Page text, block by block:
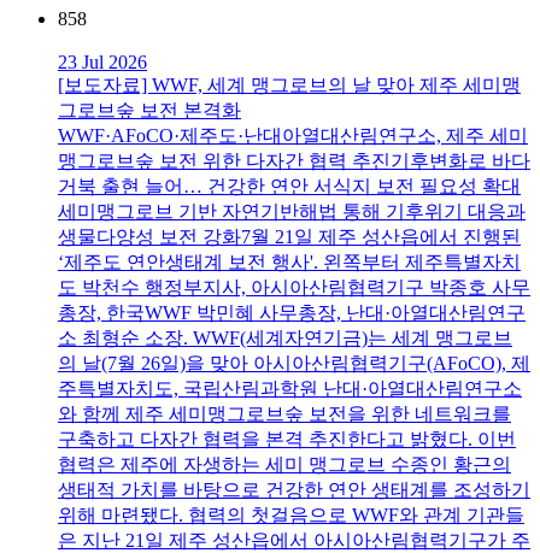
858
23 Jul 2026
[보도자료] WWF, 세계 맹그로브의 날 맞아 제주 세미맹
그로브숲 보전 본격화
WWF·AFoCO·제주도·난대아열대산림연구소, 제주 세미
맹그로브숲 보전 위한 다자간 협력 추진기후변화로 바다
거북 출현 늘어… 건강한 연안 서식지 보전 필요성 확대
세미맹그로브 기반 자연기반해법 통해 기후위기 대응과
생물다양성 보전 강화7월 21일 제주 성산읍에서 진행된
‘제주도 연안생태계 보전 행사'. 왼쪽부터 제주특별자치
도 박천수 행정부지사, 아시아산림협력기구 박종호 사무
총장, 한국WWF 박민혜 사무총장, 난대·아열대산림연구
소 최형순 소장. WWF(세계자연기금)는 세계 맹그로브
의 날(7월 26일)을 맞아 아시아산림협력기구(AFoCO), 제
주특별자치도, 국립산림과학원 난대·아열대산림연구소
와 함께 제주 세미맹그로브숲 보전을 위한 네트워크를
구축하고 다자간 협력을 본격 추진한다고 밝혔다. 이번
협력은 제주에 자생하는 세미 맹그로브 수종인 황근의
생태적 가치를 바탕으로 건강한 연안 생태계를 조성하기
위해 마련됐다. 협력의 첫걸음으로 WWF와 관계 기관들
은 지난 21일 제주 성산읍에서 아시아산림협력기구가 주